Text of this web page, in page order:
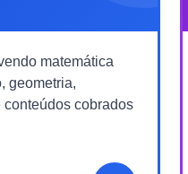
matemática
geometria,
conteúdos cobrados